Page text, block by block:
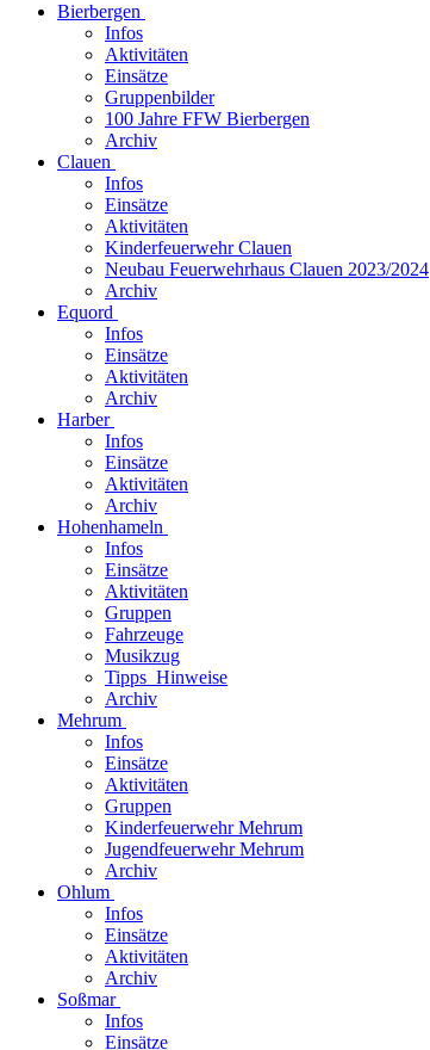
Bierbergen
Infos
Aktivitäten
Einsätze
Gruppenbilder
100 Jahre FFW Bierbergen
Archiv
Clauen
Infos
Einsätze
Aktivitäten
Kinderfeuerwehr Clauen
Neubau Feuerwehrhaus Clauen 2023/2024
Archiv
Equord
Infos
Einsätze
Aktivitäten
Archiv
Harber
Infos
Einsätze
Aktivitäten
Archiv
Hohenhameln
Infos
Einsätze
Aktivitäten
Gruppen
Fahrzeuge
Musikzug
Tipps_Hinweise
Archiv
Mehrum
Infos
Einsätze
Aktivitäten
Gruppen
Kinderfeuerwehr Mehrum
Jugendfeuerwehr Mehrum
Archiv
Ohlum
Infos
Einsätze
Aktivitäten
Archiv
Soßmar
Infos
Einsätze